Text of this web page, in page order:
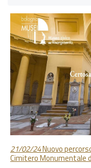
21/02/24Nuovo
Cimitero Monumentale